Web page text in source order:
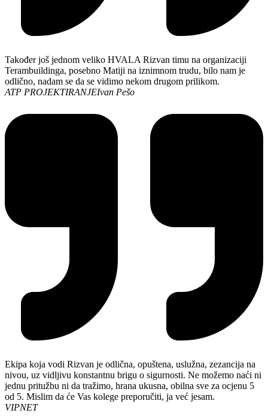
Također još jednom veliko HVALA Rizvan timu na organizaciji
Terambuildinga, posebno Matiji na iznimnom trudu, bilo nam je
odlično, nadam se da se vidimo nekom drugom prilikom.
ATP PROJEKTIRANJEIvan Pešo
Ekipa koja vodi Rizvan je odlična, opuštena, uslužna, zezancija na
nivou, uz vidljivu konstantnu brigu o sigurnosti. Ne možemo naći ni
jednu pritužbu ni da tražimo, hrana ukusna, obilna sve za ocjenu 5
od 5. Mislim da će Vas kolege preporučiti, ja već jesam.
VIPNET